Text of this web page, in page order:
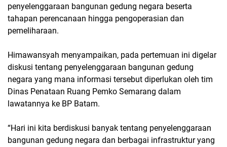
penyelenggaraan bangunan gedung negara beserta
tahapan perencanaan hingga pengoperasian dan
pemeliharaan.
Himawansyah menyampaikan, pada pertemuan ini digelar
diskusi tentang penyelenggaraan bangunan gedung
negara yang mana informasi tersebut diperlukan oleh tim
Dinas Penataan Ruang Pemko Semarang dalam
lawatannya ke BP Batam.
“Hari ini kita berdiskusi banyak tentang penyelenggaraan
bangunan gedung negara dan berbagai infrastruktur yang